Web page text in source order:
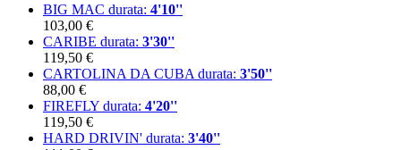
BIG MAC durata: 4'10''
103,00 €
CARIBE durata: 3'30''
119,50 €
CARTOLINA DA CUBA durata: 3'50''
88,00 €
FIREFLY durata: 4'20''
119,50 €
HARD DRIVIN' durata: 3'40''